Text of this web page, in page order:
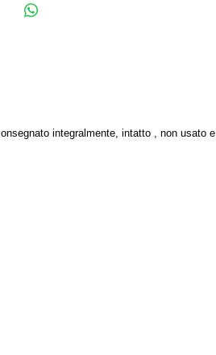
integralmente, intatto , non usato e